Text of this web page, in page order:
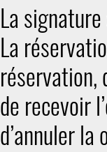
La signature
La
réservation,
de recevoir
d’annuler